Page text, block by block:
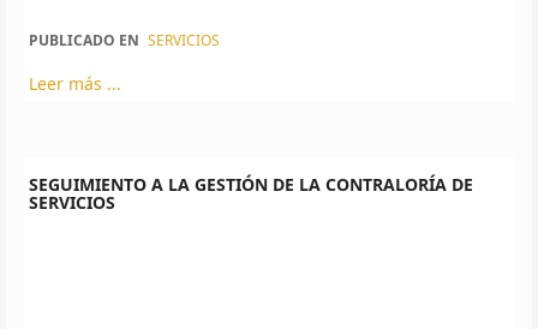
PUBLICADO EN SERVICIOS
Leer más ...
SEGUIMIENTO A LA GESTIÓN DE LA CONTRALORÍA DE
SERVICIOS